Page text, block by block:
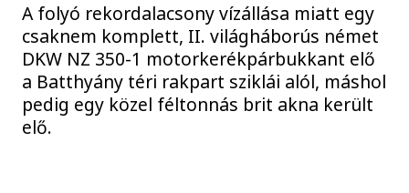
A folyó rekordalacsony vízállása miatt egy
csaknem komplett, II. világháborús német
DKW NZ 350-1 motorkerékpárbukkant elő
a Batthyány téri rakpart sziklái alól, máshol
pedig egy közel féltonnás brit akna került
elő.